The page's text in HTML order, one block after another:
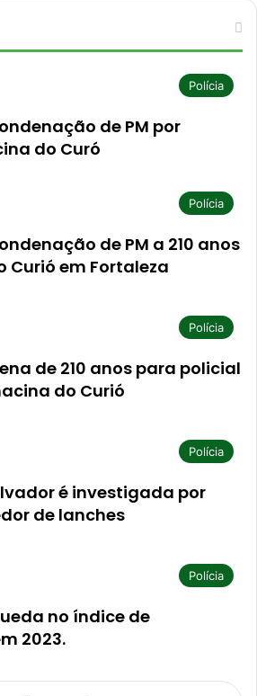
Polícia
de PM por
do Curó
Polícia
de PM a 210 anos
Curió em Fortaleza
Polícia
de 210 anos para policial
do Curió
Polícia
é investigada por
de lanches
Polícia
no índice de
2023.